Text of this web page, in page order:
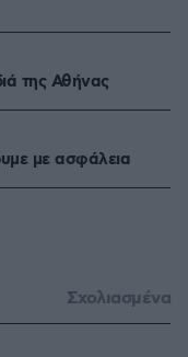
της Αθήνας
με ασφάλεια
Σχολιασμένα